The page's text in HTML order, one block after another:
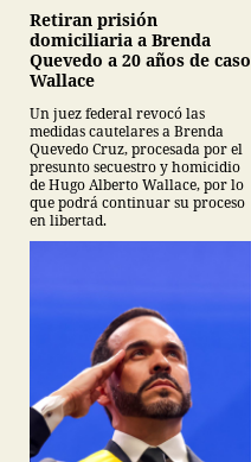
Retiran prisión
domiciliaria a Brenda
Quevedo a 20 años de caso
Wallace
Un juez federal revocó las
medidas cautelares a Brenda
Quevedo Cruz, procesada por el
presunto secuestro y homicidio
de Hugo Alberto Wallace, por lo
que podrá continuar su proceso
en libertad.